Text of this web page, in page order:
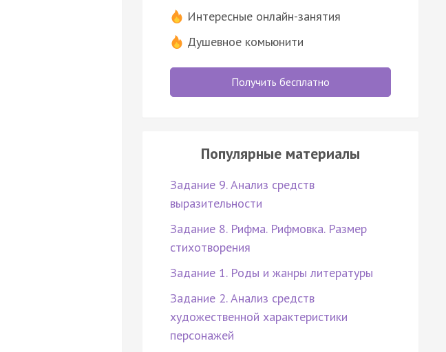
Интересные онлайн-занятия
Душевное комьюнити
Получить бесплатно
Популярные материалы
Задание 9. Анализ средств
выразительности
Задание 8. Рифма. Рифмовка. Размер
стихотворения
Задание 1. Роды и жанры литературы
Задание 2. Анализ средств
художественной характеристики
персонажей